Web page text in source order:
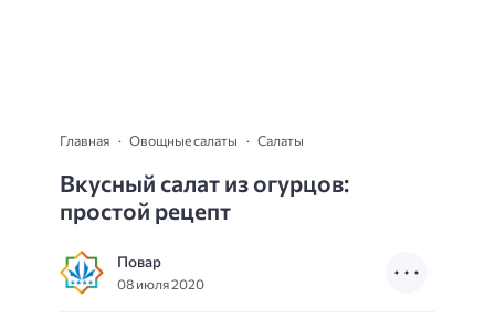
Главная Овощные салаты Салаты
Вкусный салат из огурцов:
простой рецепт
Повар
08 июля 2020